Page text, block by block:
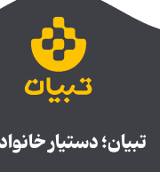
تبیان؛ دستیار